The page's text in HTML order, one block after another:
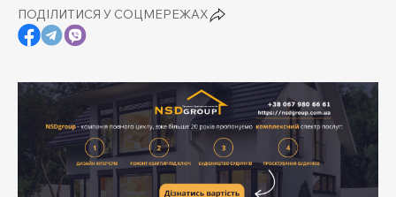
ПОДІЛИТИСЯ У СОЦМЕРЕЖАХ